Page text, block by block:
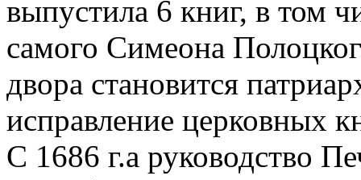
выпустила 6 книг, в том
самого Симеона
двора становится
исправление церковных
С 1686 г.а руководство